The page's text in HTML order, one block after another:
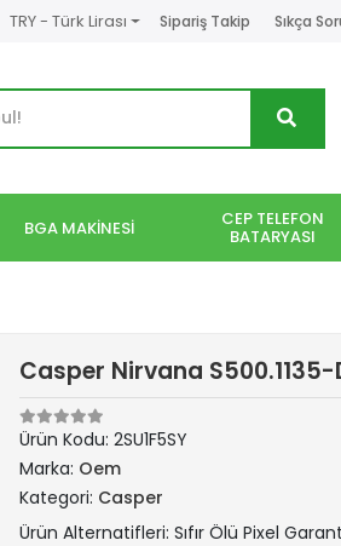
TRY - Türk Lirası Sipariş Takip Sıkça
BGA MAKİNESİ CEP TELEFON
BATARYASI
Casper Nirvana
Ürün Kodu: 2SU1F5SY
Marka: Oem
Kategori: Casper
Ürün Alternatifleri: Sıfır Ölü Pixel